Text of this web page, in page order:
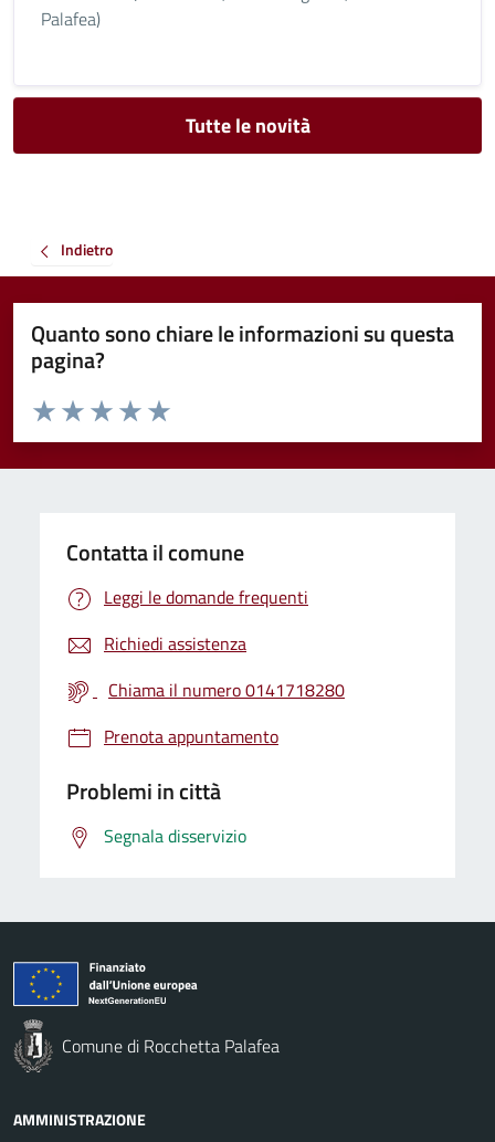
Palafea)
Tutte le novità
Indietro
Quanto sono chiare le informazioni su questa
pagina?
Valuta da 1 a 5 stelle la pagina
Valuta 5 stelle su 5
Valuta 4 stelle su 5
Valuta 3 stelle su 5
Valuta 2 stelle su 5
Valuta 1 stelle su 5
Contatta il comune
Leggi le domande frequenti
Richiedi assistenza
Chiama il numero 0141718280
Prenota appuntamento
Problemi in città
Segnala disservizio
Comune di Rocchetta Palafea
AMMINISTRAZIONE